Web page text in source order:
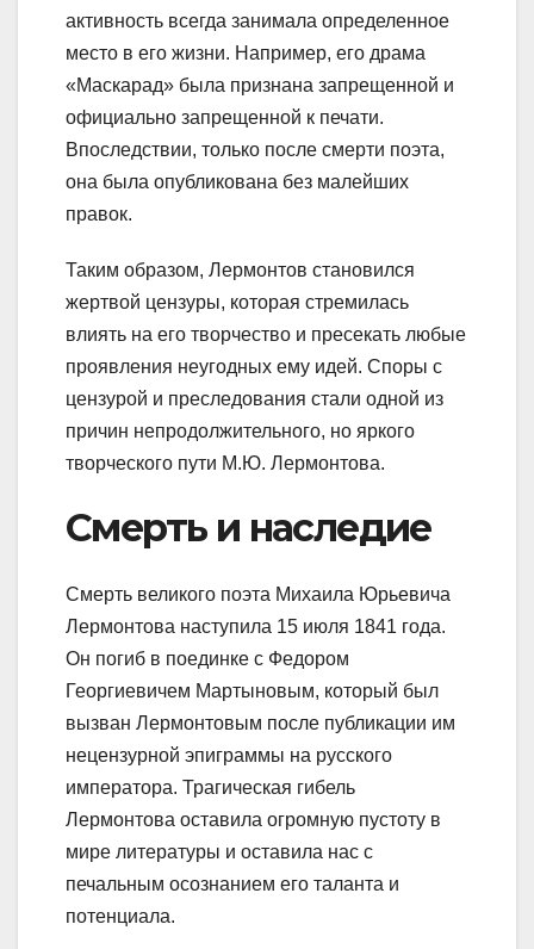
активность всегда занимала определенное
место в его жизни. Например, его драма
«Маскарад» была признана запрещенной и
официально запрещенной к печати.
Впоследствии, только после смерти поэта,
она была опубликована без малейших
правок.
Таким образом, Лермонтов становился
жертвой цензуры, которая стремилась
влиять на его творчество и пресекать любые
проявления неугодных ему идей. Споры с
цензурой и преследования стали одной из
причин непродолжительного, но яркого
творческого пути М.Ю. Лермонтова.
Смерть и наследие
Смерть великого поэта Михаила Юрьевича
Лермонтова наступила 15 июля 1841 года.
Он погиб в поединке с Федором
Георгиевичем Мартыновым, который был
вызван Лермонтовым после публикации им
нецензурной эпиграммы на русского
императора. Трагическая гибель
Лермонтова оставила огромную пустоту в
мире литературы и оставила нас с
печальным осознанием его таланта и
потенциала.